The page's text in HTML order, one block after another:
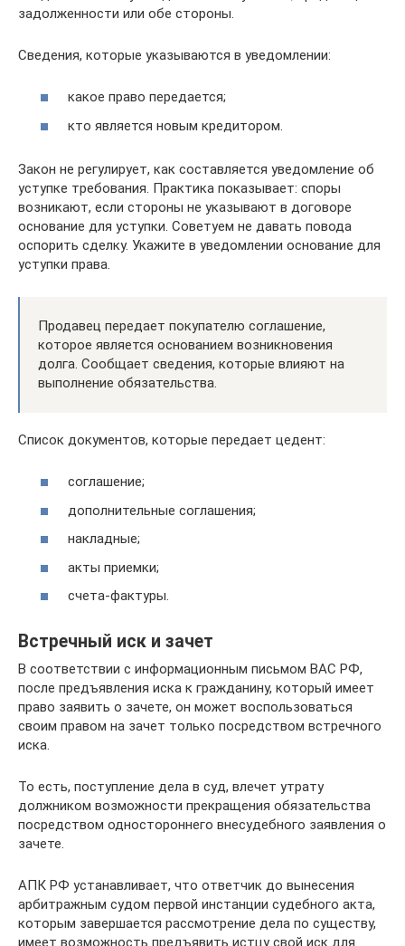
задолженности или обе стороны.
Сведения, которые указываются в уведомлении:
какое право передается;
кто является новым кредитором.
Закон не регулирует, как составляется уведомление об
уступке требования. Практика показывает: споры
возникают, если стороны не указывают в договоре
основание для уступки. Советуем не давать повода
оспорить сделку. Укажите в уведомлении основание для
уступки права.
Продавец передает покупателю соглашение,
которое является основанием возникновения
долга. Сообщает сведения, которые влияют на
выполнение обязательства.
Список документов, которые передает цедент:
соглашение;
дополнительные соглашения;
накладные;
акты приемки;
счета-фактуры.
Встречный иск и зачет
В соответствии с информационным письмом ВАС РФ,
после предъявления иска к гражданину, который имеет
право заявить о зачете, он может воспользоваться
своим правом на зачет только посредством встречного
иска.
То есть, поступление дела в суд, влечет утрату
должником возможности прекращения обязательства
посредством одностороннего внесудебного заявления о
зачете.
АПК РФ устанавливает, что ответчик до вынесения
арбитражным судом первой инстанции судебного акта,
которым завершается рассмотрение дела по существу,
имеет возможность предъявить истцу свой иск для